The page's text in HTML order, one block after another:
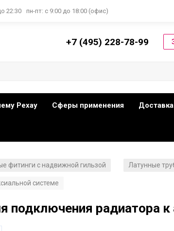
22:30 пн-пт: с 9:00 до 18:00 (офис)
+7 (495) 228-78-99
Рехау Сферы применения Доставка
фитинги с надвижной гильзой Латунные
системе
подключения радиатора к